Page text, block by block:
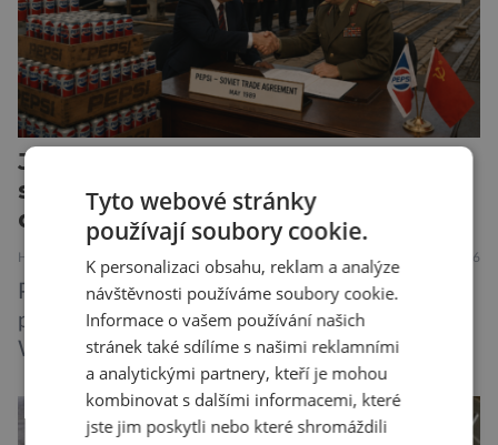
Jak Pepsi málem vyhrála
studenou válku. Za limonádu
dostala ponorky i křižník
HISTORIE ZAJÍMAVOSTI 6.8.2026
Představte si geopolitickou mapu světa v
pozdních osmdesátých letech. Na jedné straně
Washington, na druhé Moskva. Mezi nimi
jaderný arzenál schopný zničit planetu
padesátkrát dokola, železná opona a miliony
vojáků v permanentní pohotovosti. A pak je tu
Tyto webové stránky
používají soubory cookie.
K personalizaci obsahu, reklam a analýze
návštěvnosti používáme soubory cookie.
Informace o vašem používání našich
stránek také sdílíme s našimi reklamními
a analytickými partnery, kteří je mohou
kombinovat s dalšími informacemi, které
jste jim poskytli nebo které shromáždili